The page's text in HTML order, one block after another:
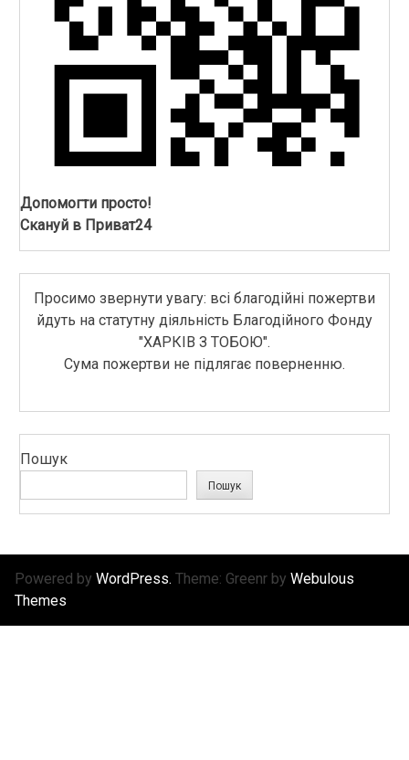
Допомогти просто!
Скануй в Приват24
Просимо звернути увагу: всі благодійні пожертви
йдуть на статутну діяльність Благодійного Фонду
"ХАРКІВ З ТОБОЮ".
Сума пожертви не підлягає поверненню.
Пошук
Пошук
Powered by WordPress. Theme: Greenr by Webulous
Themes